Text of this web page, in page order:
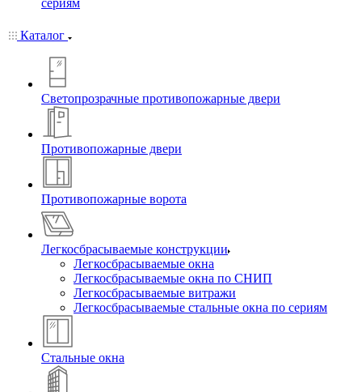
сериям
Каталог
Светопрозрачные противопожарные двери
Противопожарные двери
Противопожарные ворота
Легкосбрасываемые конструкции
Легкосбрасываемые окна
Легкосбрасываемые окна по СНИП
Легкосбрасываемые витражи
Легкосбрасываемые стальные окна по сериям
Стальные окна